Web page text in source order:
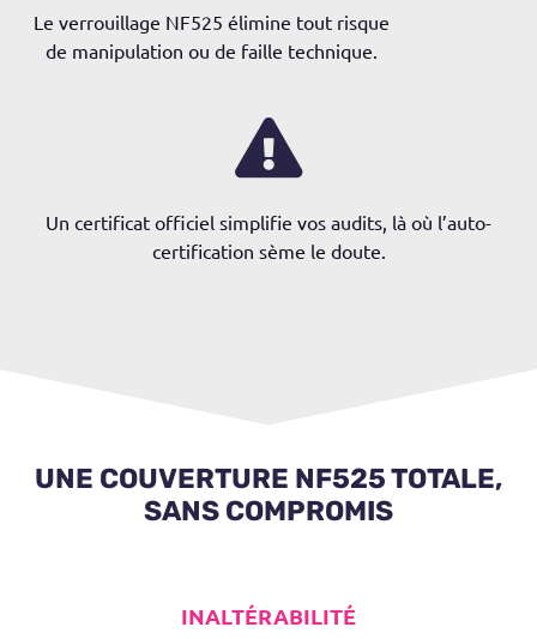
Le verrouillage NF525 élimine tout risque
de manipulation ou de faille technique.
Un certificat officiel simplifie vos audits, là où l’auto-
certification sème le doute.
UNE COUVERTURE NF525 TOTALE,
SANS COMPROMIS
INALTÉRABILITÉ